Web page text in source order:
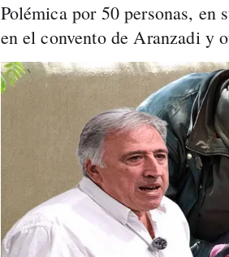
Polémica por 50 personas, en
en el convento de Aranzadi y